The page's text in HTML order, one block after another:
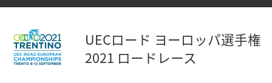
UECロード ヨーロッパ選手権
2021 ロードレース